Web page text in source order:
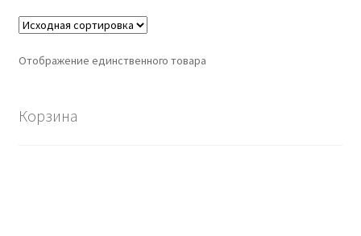
Отображение единственного товара
Корзина